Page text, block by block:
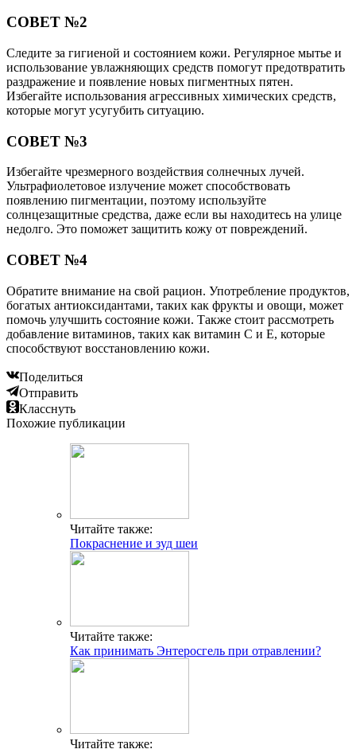
СОВЕТ №2
Следите за гигиеной и состоянием кожи. Регулярное мытье и
использование увлажняющих средств помогут предотвратить
раздражение и появление новых пигментных пятен.
Избегайте использования агрессивных химических средств,
которые могут усугубить ситуацию.
СОВЕТ №3
Избегайте чрезмерного воздействия солнечных лучей.
Ультрафиолетовое излучение может способствовать
появлению пигментации, поэтому используйте
солнцезащитные средства, даже если вы находитесь на улице
недолго. Это поможет защитить кожу от повреждений.
СОВЕТ №4
Обратите внимание на свой рацион. Употребление продуктов,
богатых антиоксидантами, таких как фрукты и овощи, может
помочь улучшить состояние кожи. Также стоит рассмотреть
добавление витаминов, таких как витамин C и E, которые
способствуют восстановлению кожи.
Поделиться
Отправить
Класснуть
Похожие публикации
Читайте также:
Покраснение и зуд шеи
Читайте также:
Как принимать Энтеросгель при отравлении?
Читайте также: